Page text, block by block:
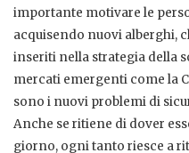
importante motivare le
acquisendo nuovi alberghi,
inseriti nella strategia della
mercati emergenti come la
sono i nuovi problemi di
Anche se ritiene di dover
giorno, ogni tanto riesce a